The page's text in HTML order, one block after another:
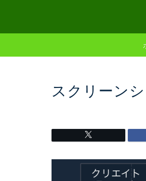
スクリーン